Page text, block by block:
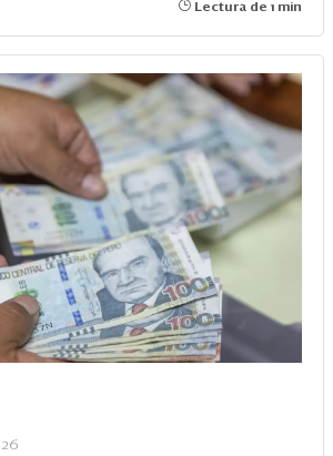
Lectura de 1 min